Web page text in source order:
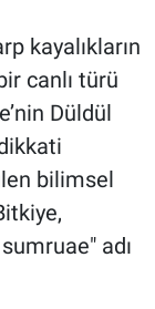
kayalıkların
canlı türü
Düldül
bilimsel
adı